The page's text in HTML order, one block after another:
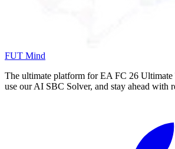
FUT Mind
The ultimate platform for EA FC 26 Ultimate
use our AI SBC Solver, and stay ahead with